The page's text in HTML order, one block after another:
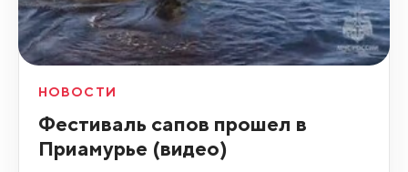
НОВОСТИ
Фестиваль сапов прошел в
Приамурье (видео)